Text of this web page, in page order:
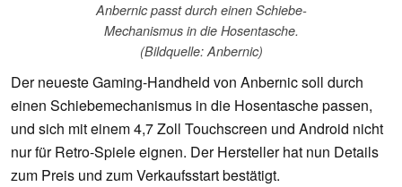
Anbernic passt durch einen Schiebe-
Mechanismus in die Hosentasche.
(Bildquelle: Anbernic)
Der neueste Gaming-Handheld von Anbernic soll durch
einen Schiebemechanismus in die Hosentasche passen,
und sich mit einem 4,7 Zoll Touchscreen und Android nicht
nur für Retro-Spiele eignen. Der Hersteller hat nun Details
zum Preis und zum Verkaufsstart bestätigt.